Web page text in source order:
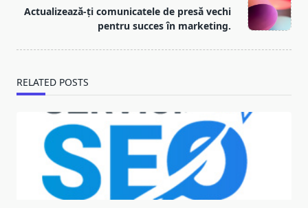
Actualizează-ți comunicatele de presă vechi
pentru succes în marketing.
RELATED POSTS